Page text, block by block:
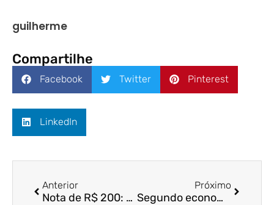
guilherme
Compartilhe
Facebook Twitter Pinterest
LinkedIn
Anterior
Nota de R$ 200: valor pagava em 1994 quase 1 ano de viagem no Transcol – A Gazeta / Profª. Drª. Arilda Teixeira
Próximo
Segundo economista, nota de R$ 200 não gera inflação, mas falta transparência – ES Hoje / Profª. Drª. Arilda Teixeira